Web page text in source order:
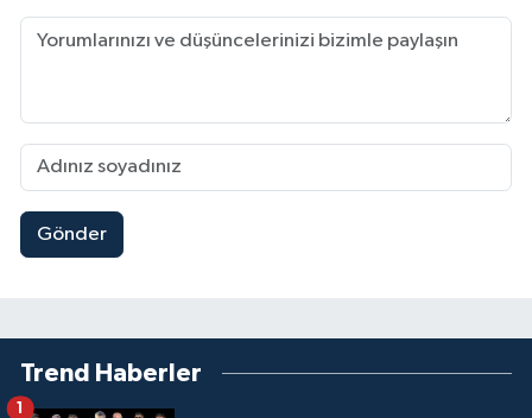
Gönder
Trend Haberler
1